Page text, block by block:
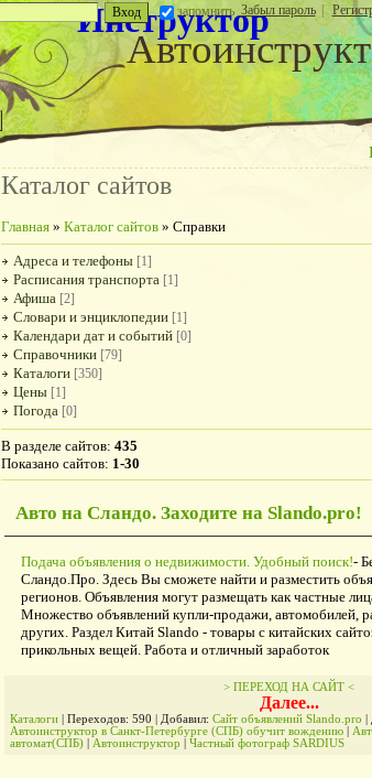
запомнить Забыл пароль |
Инструктор
Каталог сайтов
Главная» Каталог сайтов» Справки
Адреса и телефоны [1]
Расписания транспорта [1]
Афиша [2]
Словари и энциклопедии [1]
Календари дат и событий [0]
Справочники [79]
Каталоги [350]
Цены [1]
Погода [0]
В разделе сайтов: 435
Показано сайтов: 1-30
Авто на Сландо. Заходите на Slando.pro!
Подача объявления о недвижимости. Удобный поиск!-
Сландо.Про. Здесь Вы сможете найти и разместить
регионов. Объявления могут размещать как частные
Множество объявлений купли-продажи, автомобилей,
других. Раздел Китай Slando - товары с китайских
прикольных вещей. Работа и отличный заработок
> ПЕРЕХОД НА САЙТ <
Далее...
Каталоги| Переходов: 590 | Добавил: Сайт объявлений Slando.pro |
Автоинструктор в Санкт-Петербурге (СПБ) обучит вождению|
автомат(СПБ)
Автоинструктор Частный фотограф SARDIUS